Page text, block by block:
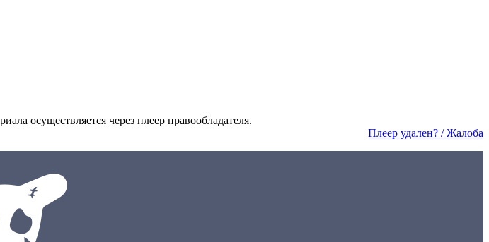
осу­ще­ст­в­ля­ет­ся че­рез пле­ер пра­во­об­ла­да­те­ля.
Пле­ер уда­лен? / Жа­ло­ба